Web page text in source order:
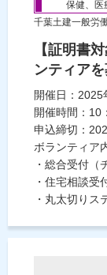
保健、医
千葉土建一般労
【証明書
ンティア
開催日：2025
開催時間：10
申込締切：
ボランティア
・総合受付（
・住宅相談受
・丸太切りス